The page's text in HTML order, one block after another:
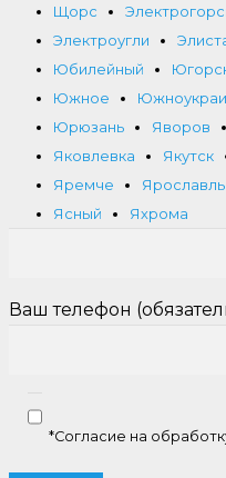
Щорс
Электроугли
Юбилейный
Южное
Юрюзань
Яворов
Яковлевка
Якутск
Яремче
Ярославль
Ясный
Яхрома
Ваш телефон
*Согласие на